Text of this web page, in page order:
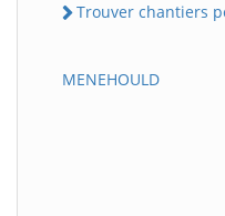
Trouver chantiers
MENEHOULD